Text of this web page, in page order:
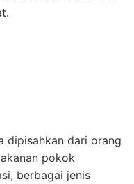
dipisahkan dari orang
pokok
berbagai jenis